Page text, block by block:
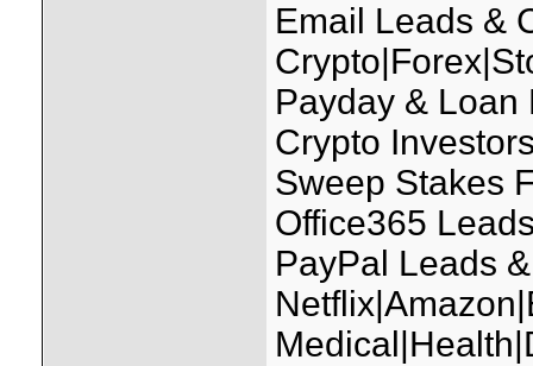
Email Leads &
Payday & Loan
Crypto
Sweep Stakes
Office365
PayPal Leads